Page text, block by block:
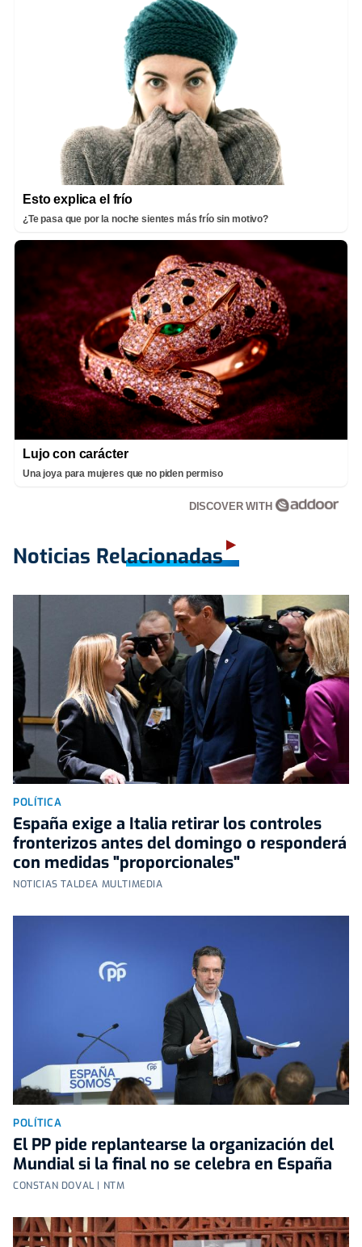
Esto explica el frío
¿Te pasa que por la noche sientes más frío sin motivo?
Lujo con carácter
Una joya para mujeres que no piden permiso
DISCOVER WITH
Noticias Relacionadas
POLÍTICA
España exige a Italia retirar los controles
fronterizos antes del domingo o responderá
con medidas "proporcionales"
NOTICIAS TALDEA MULTIMEDIA
POLÍTICA
El PP pide replantearse la organización del
Mundial si la final no se celebra en España
CONSTAN DOVAL | NTM